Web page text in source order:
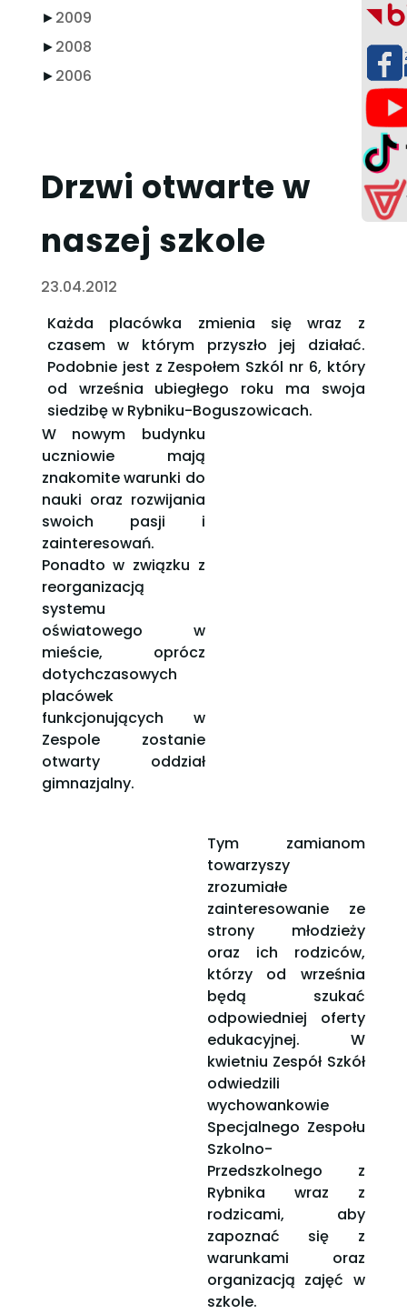
►2009
►2008
►2006
Drzwi otwarte w
naszej szkole
23.04.2012
Każda placówka zmienia się wraz z
czasem w którym przyszło jej działać.
Podobnie jest z Zespołem Szkól nr 6, który
od września ubiegłego roku ma swoja
siedzibę w Rybniku-Boguszowicach.
W nowym budynku
uczniowie mają
znakomite warunki do
nauki oraz rozwijania
swoich pasji i
zainteresowań.
Ponadto w związku z
reorganizacją
systemu
oświatowego w
mieście, oprócz
dotychczasowych
placówek
funkcjonujących w
Zespole zostanie
otwarty oddział
gimnazjalny.
Tym zamianom
towarzyszy
zrozumiałe
zainteresowanie ze
strony młodzieży
oraz ich rodziców,
którzy od września
będą szukać
odpowiedniej oferty
edukacyjnej. W
kwietniu Zespół Szkół
odwiedzili
wychowankowie
Specjalnego Zespołu
Szkolno-
Przedszkolnego z
Rybnika wraz z
rodzicami, aby
zapoznać się z
warunkami oraz
organizacją zajęć w
szkole.